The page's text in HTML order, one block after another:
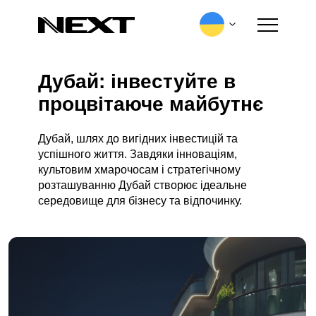
Про нас
Інвестиційна
привабливість
компанія
Проекти
Дубай: інвестуйте в
процвітаюче майбутнє
Дубай, шлях до вигідних інвестицій та
успішного життя. Завдяки інноваціям,
культовим хмарочосам і стратегічному
розташуванню Дубай створює ідеальне
середовище для бізнесу та відпочинку.
Стратегічне розташування
позиціонований як бізнес-центр на Близькому
Сході, використовує своє стратегічне
розташування для максимального розширення
доступу до ринку та торгових можливостей в Азії,
Європі та Африці.